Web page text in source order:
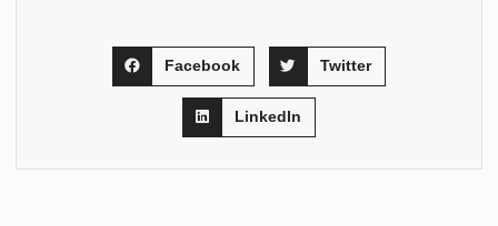
Facebook Twitter
LinkedIn